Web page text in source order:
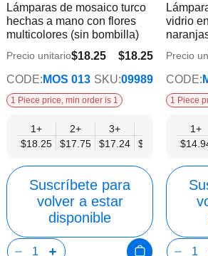
Info la
lista
de
deseos
Lámparas de mosaico turco
hechas a mano con flores
multicolores (sin bombilla)
$18.25
$14.20
Precio unitario$18.25
CODE: MOS 013 SKU:09989
1 Piece price, min order is 1
1+
$18.25
2+
$17.75
3+
$17.24
$16.73
9+
$16.22
Suscríbete para
volver a estar
disponible
vidrio
Precio
CODE:
1 Piece
1+